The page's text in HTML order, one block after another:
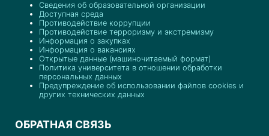
Сведения об образовательной организации
Доступная среда
Противодействие коррупции
Противодействие терроризму и экстремизму
Информация о закупках
Информация о вакансиях
Открытые данные (машиночитаемый формат)
Политика университета в отношении обработки
персональных данных
Предупреждение об использовании файлов cookies и
других технических данных
ОБРАТНАЯ СВЯЗЬ